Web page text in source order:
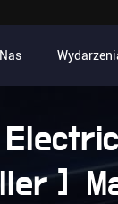
]